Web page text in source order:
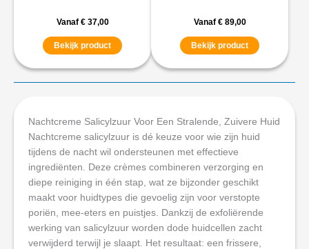
Vanaf €37,00
Bekijk product
Vanaf €89,00
Bekijk product
Nachtcreme Salicylzuur Voor Een Stralende, Zuivere Huid
Nachtcreme salicylzuur is dé keuze voor wie zijn huid
tijdens de nacht wil ondersteunen met effectieve
ingrediënten. Deze crèmes combineren verzorging en
diepe reiniging in één stap, wat ze bijzonder geschikt
maakt voor huidtypes die gevoelig zijn voor verstopte
poriën, mee-eters en puistjes. Dankzij de exfoliërende
werking van salicylzuur worden dode huidcellen zacht
verwijderd terwijl je slaapt. Het resultaat: een frissere,